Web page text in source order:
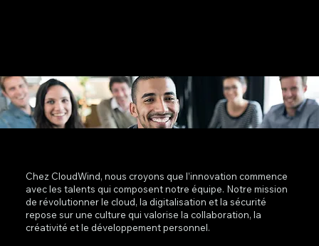
Chez CloudWind, nous croyons que l’innovation commence
avec les talents qui composent notre équipe. Notre mission
de révolutionner le cloud, la digitalisation et la sécurité
repose sur une culture qui valorise la collaboration, la
créativité et le développement personnel.